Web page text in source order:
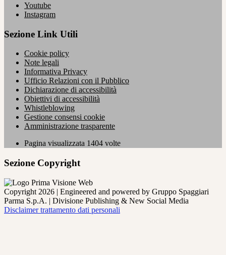
Youtube
Instagram
Sezione Link Utili
Cookie policy
Note legali
Informativa Privacy
Ufficio Relazioni con il Pubblico
Dichiarazione di accessibilità
Obiettivi di accessibilità
Whistleblowing
Gestione consensi cookie
Amministrazione trasparente
Pagina visualizzata 1404 volte
Sezione Copyright
Copyright 2026 | Engineered and powered by Gruppo Spaggiari
Parma S.p.A. | Divisione Publishing & New Social Media
Disclaimer trattamento dati personali